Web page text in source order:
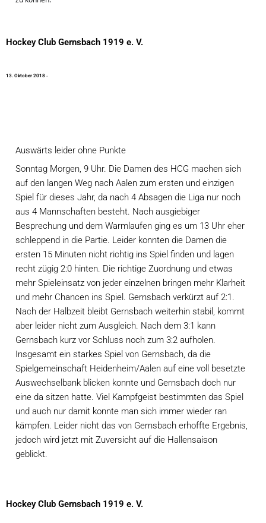
Hockey Club Gernsbach 1919 e. V.
1 3 Oktober 201 8 ·
Auswärts leider ohne Punkte
Sonntag Morgen, 9 Uhr. Die Damen des HCG machen sich
auf den langen Weg nach Aalen zum ersten und einzigen
Spiel für dieses Jahr, da nach 4 Absagen die Liga nur noch
aus 4 Mannschaften besteht. Nach ausgiebiger
Besprechung und dem Warmlaufen ging es um 13 Uhr eher
schleppend in die Partie. Leider konnten die Damen die
ersten 15 Minuten nicht richtig ins Spiel finden und lagen
recht zügig 2:0 hinten. Die richtige Zuordnung und etwas
mehr Spieleinsatz von jeder einzelnen bringen mehr Klarheit
und mehr Chancen ins Spiel. Gernsbach verkürzt auf 2:1.
Nach der Halbzeit bleibt Gernsbach weiterhin stabil, kommt
aber leider nicht zum Ausgleich. Nach dem 3:1 kann
Gernsbach kurz vor Schluss noch zum 3:2 aufholen.
Insgesamt ein starkes Spiel von Gernsbach, da die
Spielgemeinschaft Heidenheim/Aalen auf eine voll besetzte
Auswechselbank blicken konnte und Gernsbach doch nur
eine da sitzen hatte. Viel Kampfgeist bestimmten das Spiel
und auch nur damit konnte man sich immer wieder ran
kämpfen. Leider nicht das von Gernsbach erhoffte Ergebnis,
jedoch wird jetzt mit Zuversicht auf die Hallensaison
geblickt.
Hockey Club Gernsbach 1919 e. V.